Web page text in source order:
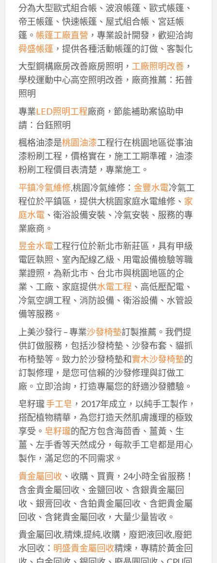
分為大型歐式組合帳、波浪帳篷、歐式帳篷、
帝王帳篷、快速帳篷、屋式組合帳、宮廷帳
篷。 帳篷工廠直營 ，專業設計開發，歡迎洽詢
舜盛帳篷，提供各種活動帳篷的訂做、客製化
大型鋼構廠房改善廠房照明， 工廠照明改善，
學校運動中心高空照明改善，廠商推薦：拓普
照明
專業LED照明工程廠商，節能補助案協助申
請：台鈺照明
楓格油漆是桃園油漆工程行在桃園地區從事油
漆粉刷工程，價格實在，施工工期準確，油漆
粉刷工程價目表清楚，專業施工。
平鎮冷氣維修,桃園冷氣維修： 金豐水電冷氣工
程位於平鎮區，提供大桃園家庭水電維修、 家
庭水電、衛浴設備安裝、冷氣安裝、服務的專
業廠商。
昱金水電工程行位於新北市新莊區，具有甲級
電匠執照、室內配線乙級、用電設備檢驗等職
業證照，為新北市、台北市與桃園地區的企
業、工廠、家庭提供水電工程 、高低壓配電、
冷氣空調工程、消防設備、衛浴設備、水管設
備等服務。
上美沙發行 – 專業沙發椅墊訂製推薦。我們提
供訂做服務，包括沙發椅墊、沙發布套、貓抓
布椅墊等。致力於沙發椅墊和實木沙發椅墊的
訂製修理，是您可信賴的沙發修理與訂做工
廠。立即洽詢，打造專屬您的舒適沙發體驗。
皂籽瓏手工皂 ，2017年成立，以純手工製作，
搭配植物精華，為您打造天然肌膚護理的極致
享受。 皂籽瓏的配方包含海茴香、薑黃、生
薑、左手香等天然成分，每款手工皂都是用心
製作，滿足您的不同需求。
貴金屬回收、收購、買賣，24小時全省服務！
含金貴金屬回收、金鹽回收、含銀貴金屬回
收、銀膏回收、含鉑貴金屬回收、含鈀貴金屬
回收、含銠貴金屬回收，大量少量皆收。
貴金屬回收,精煉,提純,收購，廢鈀液回收,廢鈀
水回收： 明盛貴金屬回收精煉，專精於黃金回